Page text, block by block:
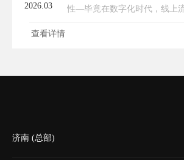
2026.03
性—毕竟在数字化时代，线上
存底气。但很多企业投入了时
查看详情
济南 (总部)